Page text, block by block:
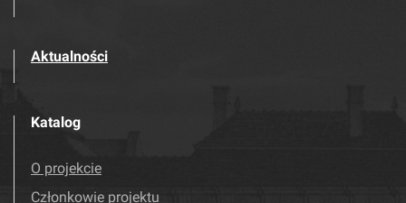
Aktualności
Katalog
O projekcie
Członkowie projektu